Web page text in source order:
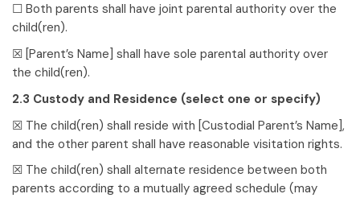
☐ Both parents shall have joint parental authority over the
child(ren).
☒ [Parent’s Name] shall have sole parental authority over
the child(ren).
2.3 Custody and Residence (select one or specify)
☒ The child(ren) shall reside with [Custodial Parent’s Name],
and the other parent shall have reasonable visitation rights.
☒ The child(ren) shall alternate residence between both
parents according to a mutually agreed schedule (may